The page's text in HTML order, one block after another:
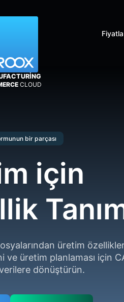
CLOUD
bir parçası
için
üretim
ve üretim planlaması için
verilere dönüştürün.